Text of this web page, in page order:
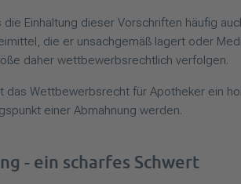
die Einhaltung dieser Vorschriften häufig
die er unsachgemäß lagert oder
daher wettbewerbsrechtlich verfolgen.
das Wettbewerbsrecht für Apotheker ein
einer Abmahnung werden.
- ein scharfes Schwert